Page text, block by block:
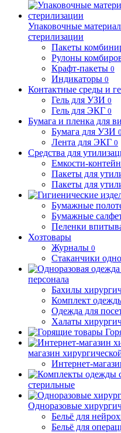
Упаковочные
стерилизации
Пакеты
Рулоны
Крафт-пакеты 0
Индикаторы 0
Контактные среды и
Гель для УЗИ 0
Гель для ЭКГ 0
Бумага и пленка для
Бумага для УЗИ 0
Лента для ЭКГ 0
Средства для
Емкости-
Пакеты для
Пакеты для
Бумажные
Бумажные
Пеленки
Хозтовары
Журналы 0
Стаканчики
персонала
Бахилы
Комплект
Одежда для
Халаты
магазин
Интернет-
стерильные
Одноразовые
Бельё для
Бельё для